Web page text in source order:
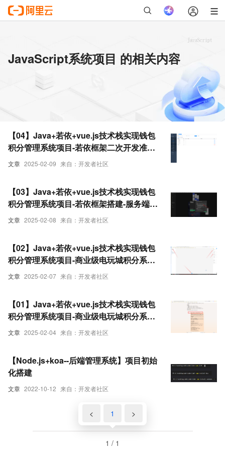
JavaScript系统项目 的相关内容
文章 2025-02-09 来自：开发者社区
【04】Java+若依+vue.js技术栈实现钱包
积分管理系统项目-若依框架二次开发准备
工作-以及建立初步后端目录菜单列-优雅草
文章 2025-02-08 来自：开发者社区
【03】Java+若依+vue.js技术栈实现钱包
积分管理系统项目-若依框架搭建-服务端-
后台管理-整体搭建-优雅草卓伊凡商业项目
文章 2025-02-07 来自：开发者社区
【02】Java+若依+vue.js技术栈实现钱包
积分管理系统项目-商业级电玩城积分系统
商业项目实战-ui设计图figmaUI设计准备-
文章 2025-02-04 来自：开发者社区
【01】Java+若依+vue.js技术栈实现钱包
积分管理系统项目-商业级电玩城积分系统
商业项目实战-需求改为思维导图-设计数据
文章 2022-10-12 来自：开发者社区
【Node.js+koa--后端管理系统】项目初始
化搭建
< 1 >
1 / 1